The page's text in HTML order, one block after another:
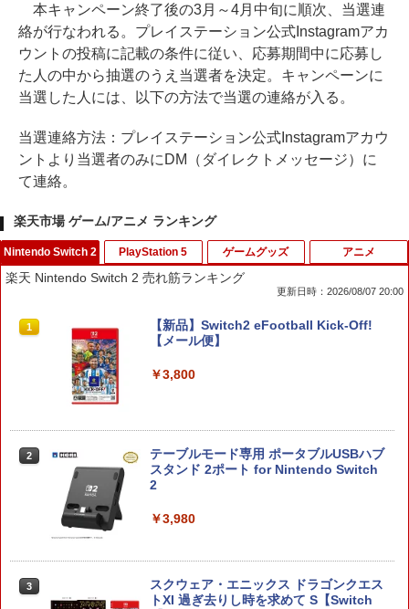
本キャンペーン終了後の3月～4月中旬に順次、当選連
絡が行なわれる。プレイステーション公式Instagramアカ
ウントの投稿に記載の条件に従い、応募期間中に応募し
た人の中から抽選のうえ当選者を決定。キャンペーンに
当選した人には、以下の方法で当選の連絡が入る。
当選連絡方法：プレイステーション公式Instagramアカウ
ントより当選者のみにDM（ダイレクトメッセージ）に
て連絡。
楽天市場 ゲーム/アニメ ランキング
Nintendo Switch 2
楽天 Nintendo Switch 2 売れ筋ランキング
更新日時：2026/08/07 20:00
1
【新品】Switch2 eFootball Kick-Off!
【メール便】
￥3,800
2
テーブルモード専用 ポータブルUSBハブ
スタンド 2ポート for Nintendo Switch
2
￥3,980
3
スクウェア・エニックス ドラゴンクエス
トXI 過ぎ去りし時を求めて S【Switch
PlayStation 5 ゲームグッズ アニメ